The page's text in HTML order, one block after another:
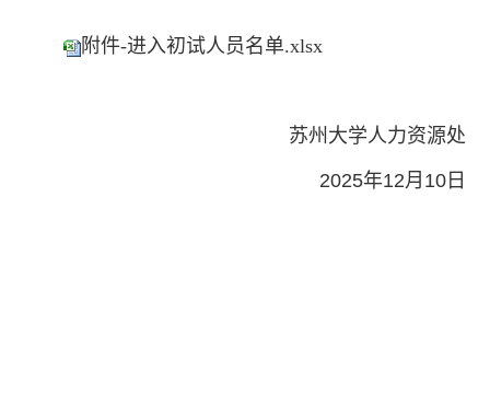
附件-进入初试人员名单.xlsx
苏州大学人力资源处
2025年12月10日